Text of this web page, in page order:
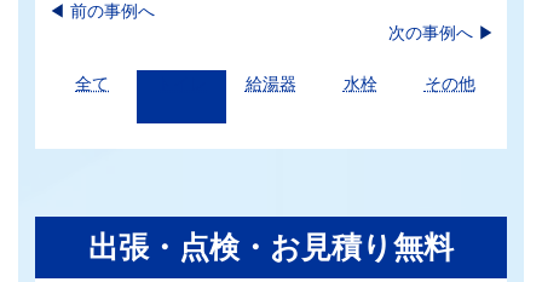
◀︎ 前の事例へ
次の事例へ ▶
全て 給湯器 水栓 その他
出張・点検・お見積り無料